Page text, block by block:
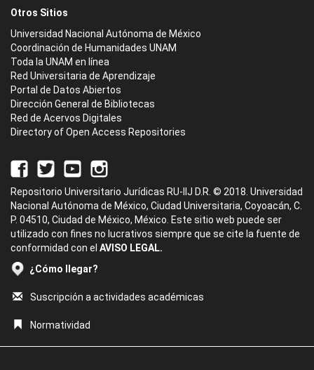
Otros Sitios
Universidad Nacional Autónoma de México
Coordinación de Humanidades UNAM
Toda la UNAM en línea
Red Universitaria de Aprendizaje
Portal de Datos Abiertos
Dirección General de Bibliotecas
Red de Acervos Digitales
Directory of Open Access Repositories
Repositorio Universitario Jurídicas RU-IIJ D.R. © 2018. Universidad
Nacional Autónoma de México, Ciudad Universitaria, Coyoacán, C.
P. 04510, Ciudad de México, México. Este sitio web puede ser
utilizado con fines no lucrativos siempre que se cite la fuente de
conformidad con el AVISO LEGAL.
¿Cómo llegar?
Suscripción a actividades académicas
Normatividad